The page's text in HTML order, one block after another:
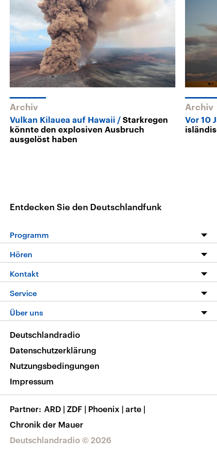
Archiv
Vulkan Kilauea auf Hawaii
Starkregen
könnte den explosiven Ausbruch
ausgelöst haben
Archiv
Vor 10
Entdecken Sie den Deutschlandfunk
Programm
Programm
Die Nachrichten
Nachrichtenleicht
Neue Beiträge auf dlf.de
Hören
Livestream
Podcasts
Deutschlandfunk App
Nachrichten App
Frequenzen
Kontakt
Hörerservice
Service
FAQ
Veranstaltungen
Musikliste
RSS
Über uns
Barrierefreiheit
Deutschlandradio © 2026
Deutschlandradio
Datenschutzerklärung
Nutzungsbedingungen
Impressum
Partner ARD | ZDF | Phoenix | arte |
Chronik der Mauer